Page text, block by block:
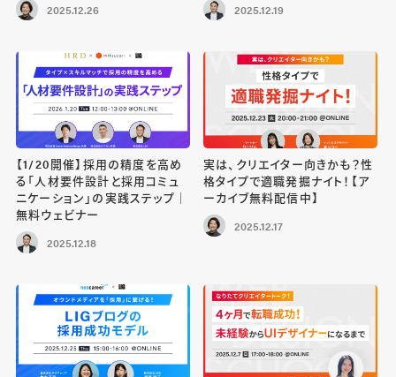
2025.12.26 2025.12.19
【1/20開催】採用の精度を高め
る「人材要件設計と採用コミュ
ニケーション」の実践ステップ｜
無料ウェビナー
2025.12.18
実は、クリエイター向きかも？性
格タイプで適職発掘ナイト！【ア
ーカイブ無料配信中】
2025.12.17